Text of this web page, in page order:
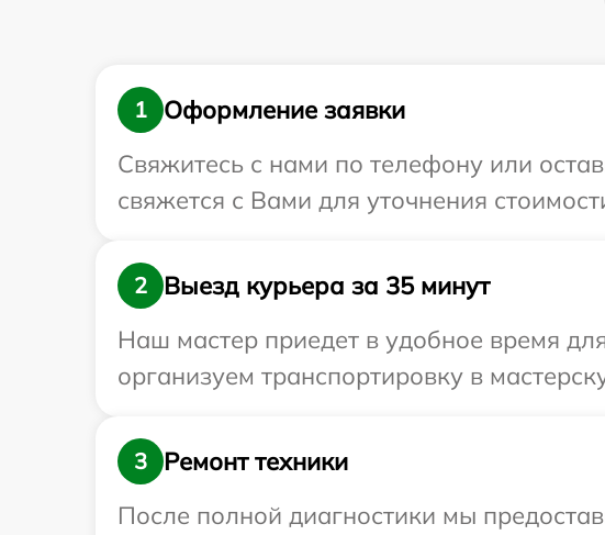
1
Оформление заявки
Свяжитесь с нами по телефону или
свяжется с Вами для уточнения
2
Выезд курьера за 35 минут
Наш мастер приедет в удобное время
организуем транспортировку в
3
Ремонт техники
После полной диагностики мы